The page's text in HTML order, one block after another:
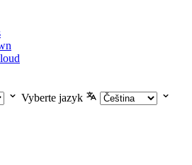
Vyberte jazyk